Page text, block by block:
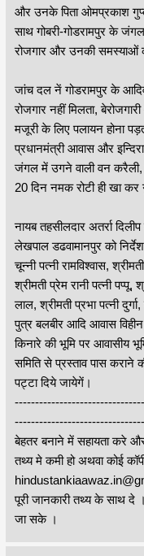
और उनके पिता ओमप्रकाश
साथ गोबरी-गोडरामपुर के
रोजगार और उनकी समस्याओं
जांच दल नें गोडरामपुर के
रोजगार नहीं मिलता,
मजूरी के लिए पलायन होना
प्रधानमंत्री आवास और
जंगल में उगने वाली वन करैली,
20 दिन नमक रोटी ही खा कर
नायब तहसीलदार अतर्रा
लेखपाल डढवामानपुर को
चून्नी पत्नी रामविश्वास,
श्रीमती प्रेम रानी पत्नी पप्पू,
लाल, श्रीमती प्रभा पत्नी
पुत्र बलबीर आदि आवास
किनारे की भूमि पर आवासीय
समिति से प्रस्ताव पास कराने
पट्टा दिये जायेगें।
बेहतर बनाने में सहायता करे
तथ्य मे कमी हो अथवा कोई
पूरी जानकारी तथ्य के साथ
जा सके ।